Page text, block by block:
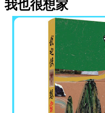
我也很想家